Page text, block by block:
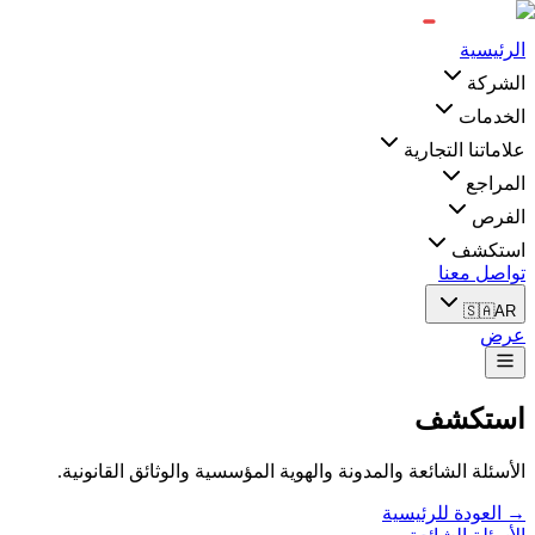
الرئيسية
الشركة
الخدمات
علاماتنا التجارية
المراجع
الفرص
استكشف
تواصل معنا
🇸🇦AR
عرض
استكشف
الأسئلة الشائعة والمدونة والهوية المؤسسية والوثائق القانونية.
→ العودة للرئيسية